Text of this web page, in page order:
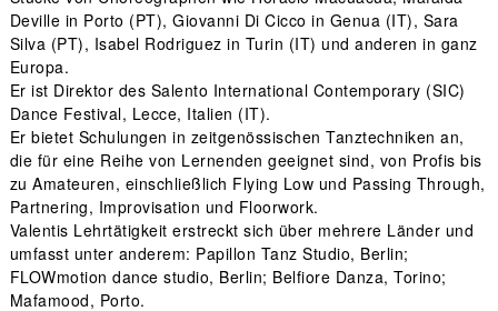
Deville in Porto (PT), Giovanni Di Cicco in Genua (IT), Sara
Silva (PT), Isabel Rodriguez in Turin (IT) und anderen in ganz
Europa.
Er ist Direktor des Salento International Contemporary (SIC)
Dance Festival, Lecce, Italien (IT).
Er bietet Schulungen in zeitgenössischen Tanztechniken an,
die für eine Reihe von Lernenden geeignet sind, von Profis bis
zu Amateuren, einschließlich Flying Low und Passing Through,
Partnering, Improvisation und Floorwork.
Valentis Lehrtätigkeit erstreckt sich über mehrere Länder und
umfasst unter anderem: Papillon Tanz Studio, Berlin;
FLOWmotion dance studio, Berlin; Belfiore Danza, Torino;
Mafamood, Porto.